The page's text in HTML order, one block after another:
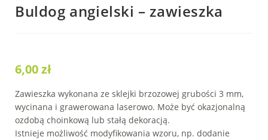
Buldog angielski – zawieszka
6,00zł
Zawieszka wykonana ze sklejki brzozowej grubości 3 mm,
wycinana i grawerowana laserowo. Może być okazjonalną
ozdobą choinkową lub stałą dekoracją.
Istnieje możliwość modyfikowania wzoru, np. dodanie